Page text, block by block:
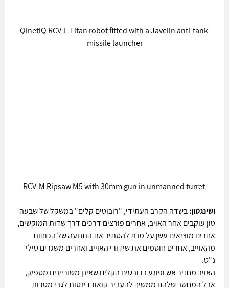
QinetiQ RCV-L Titan robot fitted with a Javelin anti-tank
missile launcher
RCV-M Ripsaw M5 with 30mm gun in unmanned turret
ושינגטון: בשדה הקרב העתידי, "רובוטים קלים" במשקל של שבעה
טון עוקבים אחר האויב, אחרים פורצים דרכים דרך שדות המוקשים,
אחרים מוציאים עשן על מנת להסתיר את התנועה של הכוחות
מהאוייב, אחרים חוסמים את שידורי האוייב ואחרים משגרים טילי
נ"ט.
האויב מחזיר אש ופוגע ברובטים הקלים שאינן משוריינים מספיק,
אבל המחשב שלהם ממשיך להעביר קואורדינטות לגבי מטרות